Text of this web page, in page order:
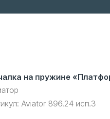
на пружине
Aviator 896.24 исп.3